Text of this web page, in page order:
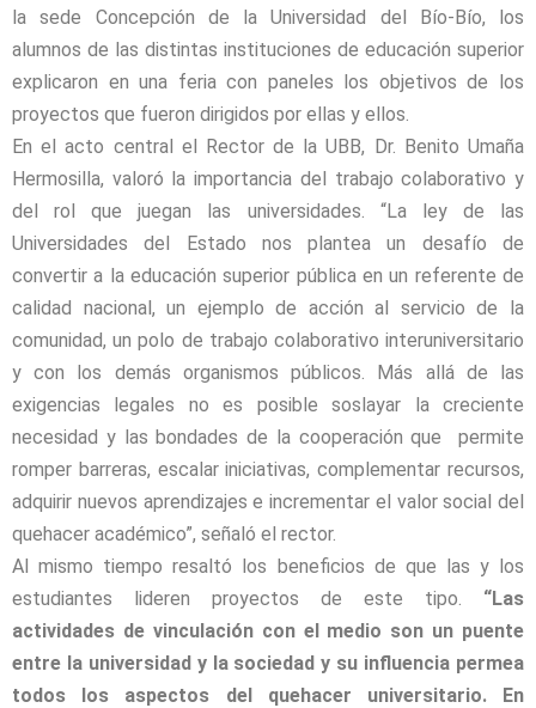
la sede Concepción de la Universidad del Bío-Bío, los
alumnos de las distintas instituciones de educación superior
explicaron en una feria con paneles los objetivos de los
proyectos que fueron dirigidos por ellas y ellos.
En el acto central el Rector de la UBB, Dr. Benito Umaña
Hermosilla, valoró la importancia del trabajo colaborativo y
del rol que juegan las universidades. “La ley de las
Universidades del Estado nos plantea un desafío de
convertir a la educación superior pública en un referente de
calidad nacional, un ejemplo de acción al servicio de la
comunidad, un polo de trabajo colaborativo interuniversitario
y con los demás organismos públicos. Más allá de las
exigencias legales no es posible soslayar la creciente
necesidad y las bondades de la cooperación que permite
romper barreras, escalar iniciativas, complementar recursos,
adquirir nuevos aprendizajes e incrementar el valor social del
quehacer académico”, señaló el rector.
Al mismo tiempo resaltó los beneficios de que las y los
estudiantes lideren proyectos de este tipo. “Las
actividades de vinculación con el medio son un puente
entre la universidad y la sociedad y su influencia permea
todos los aspectos del quehacer universitario. En